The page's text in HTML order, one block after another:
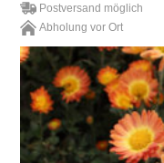
Postversand möglich
Abholung vor Ort